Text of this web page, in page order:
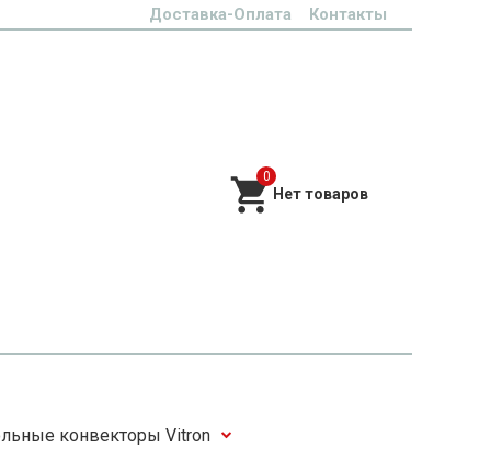
Доставка-Оплата Контакты
0
конвекторы Vitron